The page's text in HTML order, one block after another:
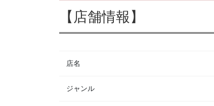
【店舗情報】
店名
ジャンル